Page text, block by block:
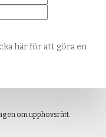
här för att göra en
om upphovsrätt.